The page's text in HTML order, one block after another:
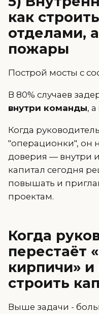
как
отделами,
пожары
Построй мосты с
В 80% случаев
внутри команды, а
Когда
"операционки", он
доверия — внутри
капитал сегодня
повышать и
проектам.
Когда
перестаёт
кирпичи» и
строить
Выше задачи -